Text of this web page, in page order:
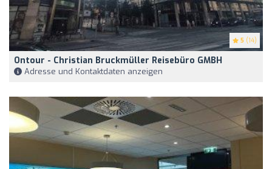
5 (14)
Ontour - Christian Bruckmüller Reisebüro GMBH
Adresse und Kontaktdaten anzeigen